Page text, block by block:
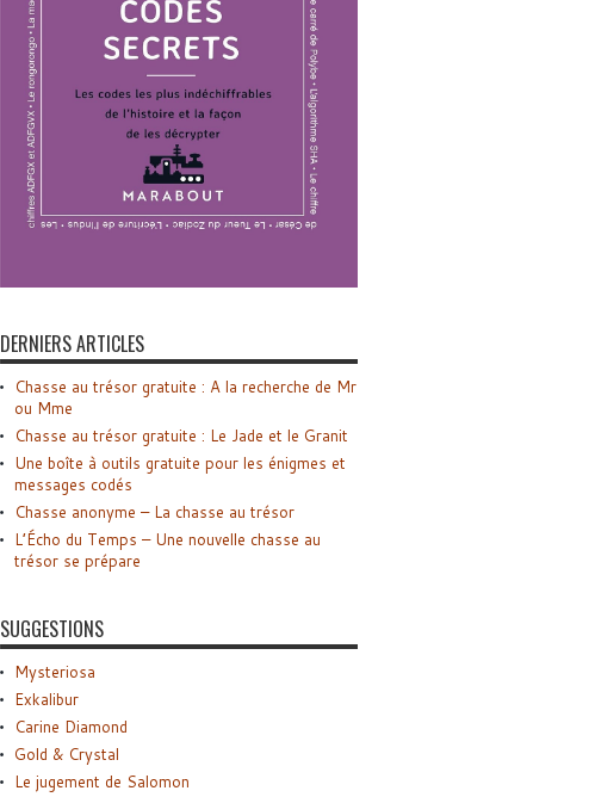
DERNIERS ARTICLES
Chasse au trésor gratuite : A la recherche de Mr
ou Mme
Chasse au trésor gratuite : Le Jade et le Granit
Une boîte à outils gratuite pour les énigmes et
messages codés
Chasse anonyme – La chasse au trésor
L’Écho du Temps – Une nouvelle chasse au
trésor se prépare
SUGGESTIONS
Mysteriosa
Exkalibur
Carine Diamond
Gold & Crystal
Le jugement de Salomon